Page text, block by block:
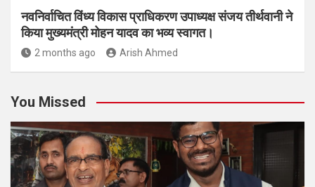
नवनिर्वाचित विंध्य विकास प्राधिकरण उपाध्यक्ष संजय तीर्थवानी ने
किया मुख्यमंत्री मोहन यादव का भव्य स्वागत।
2 months ago Arish Ahmed
You Missed